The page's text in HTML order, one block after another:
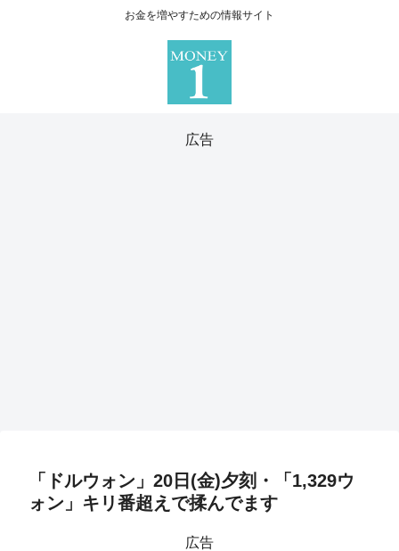
お金を増やすための情報サイト
広告
「ドルウォン」20日(金)夕刻・「1,329ウ
ォン」キリ番超えで揉んでます
広告